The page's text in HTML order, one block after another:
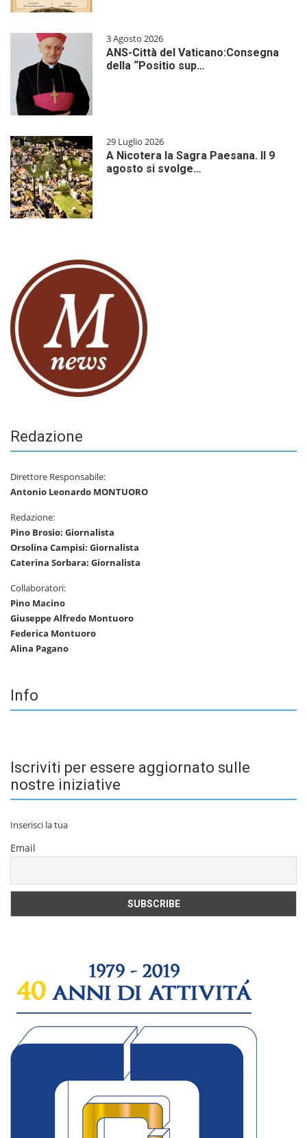
3 Agosto 2026
ANS-Città del Vaticano:Consegna
della “Positio sup…
29 Luglio 2026
A Nicotera la Sagra Paesana. Il 9
agosto si svolge…
Redazione
Direttore Responsabile:
Antonio Leonardo MONTUORO
Redazione:
Pino Brosio: Giornalista
Orsolina Campisi: Giornalista
Caterina Sorbara: Giornalista
Collaboratori:
Pino Macino
Giuseppe Alfredo Montuoro
Federica Montuoro
Alina Pagano
Info
Iscriviti per essere aggiornato sulle
nostre iniziative
Inserisci la tua
Email